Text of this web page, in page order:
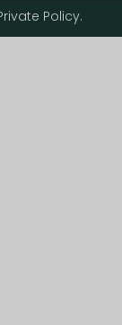
Policy.